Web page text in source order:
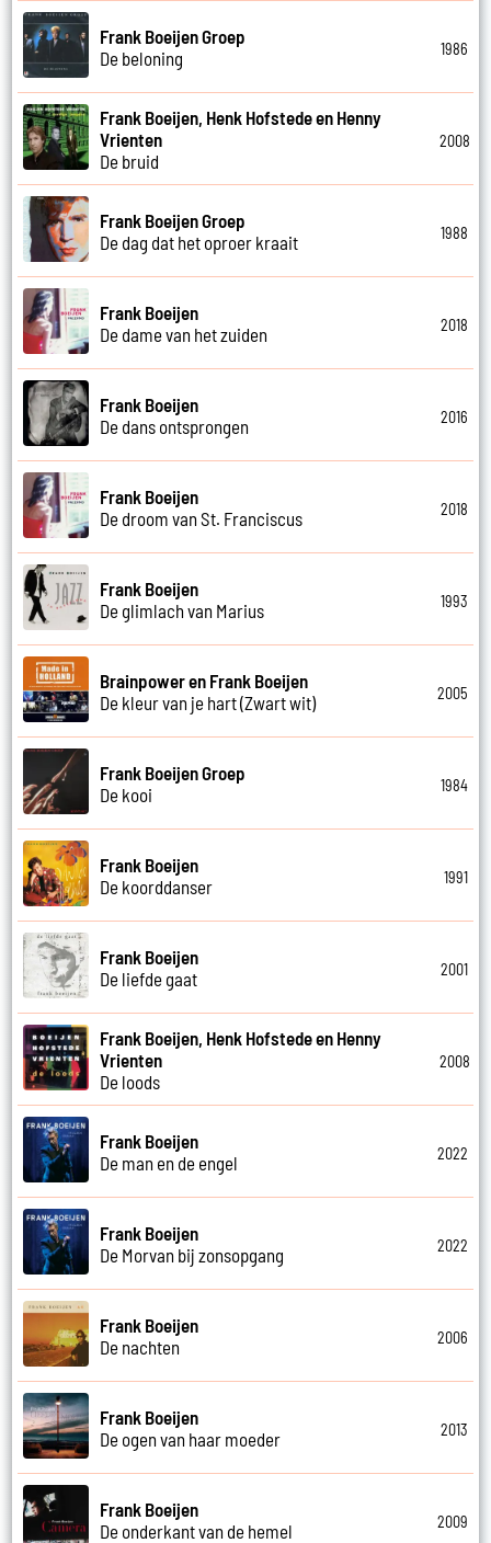
Frank Boeijen Groep
De beloning
1986
Frank Boeijen, Henk Hofstede en Henny
Vrienten
De bruid
2008
Frank Boeijen Groep
De dag dat het oproer kraait
1988
Frank Boeijen
De dame van het zuiden
2018
Frank Boeijen
De dans ontsprongen
2016
Frank Boeijen
De droom van St. Franciscus
2018
Frank Boeijen
De glimlach van Marius
1993
Brainpower en Frank Boeijen
De kleur van je hart (Zwart wit)
2005
Frank Boeijen Groep
De kooi
1984
Frank Boeijen
De koorddanser
1991
Frank Boeijen
De liefde gaat
2001
Frank Boeijen, Henk Hofstede en Henny
Vrienten
De loods
2008
Frank Boeijen
De man en de engel
2022
Frank Boeijen
De Morvan bij zonsopgang
2022
Frank Boeijen
De nachten
2006
Frank Boeijen
De ogen van haar moeder
2013
Frank Boeijen
De onderkant van de hemel
2009